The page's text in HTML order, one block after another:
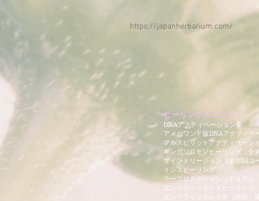
https://japanherbarium.com/
ヒーリングメニュー
DNAアクティベーション®
アメガワンド版DNAアクティベ
フルスピリットアクティベーシ
キングソロモンヒーリング（全
マインドリージョン（全10回コ
イシスヒーリング
ラープロテクションリチュア ル
エンソフィックレイヒーリング
エンソフィックレイキ（対面・